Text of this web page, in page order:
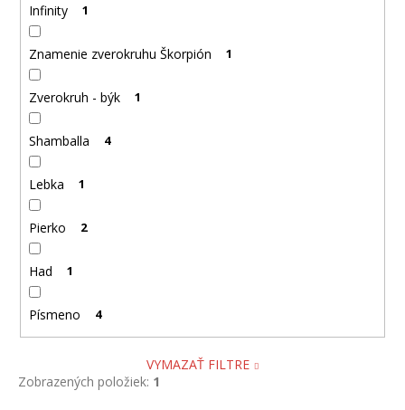
Infinity 1
Znamenie zverokruhu Škorpión 1
Zverokruh - býk 1
Shamballa 4
Lebka 1
Pierko 2
Had 1
Písmeno 4
VYMAZAŤ FILTRE
Zobrazených položiek: 1